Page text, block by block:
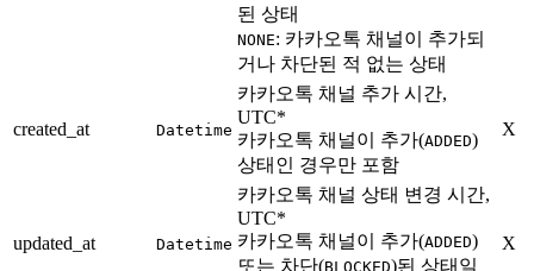
된 상태
NONE: 카카오톡 채널이 추가되
거나 차단된 적 없는 상태
created_at Datetime
카카오톡 채널 추가 시간,
UTC*
카카오톡 채널이 추가(ADDED)
상태인 경우만 포함
X
updated_at Datetime
카카오톡 채널 상태 변경 시간,
UTC*
카카오톡 채널이 추가(ADDED)
또는 차단(BLOCKED)된 상태일
X